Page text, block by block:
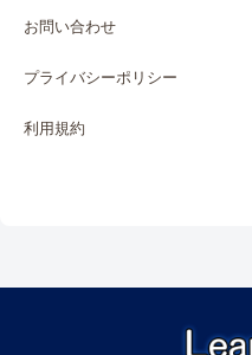
お問い合わせ
プライバシーポリシー
利用規約